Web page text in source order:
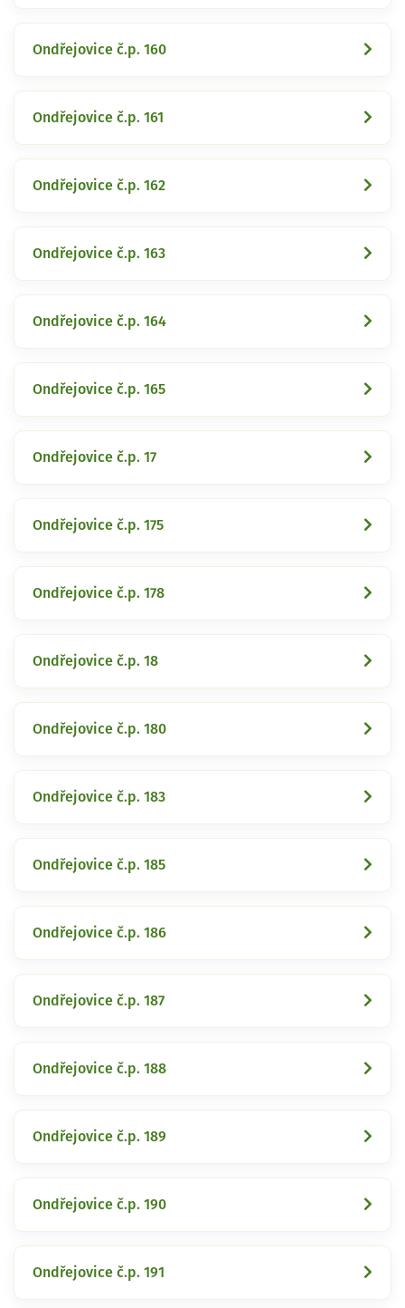
Ondřejovice č.p. 160
Ondřejovice č.p. 161
Ondřejovice č.p. 162
Ondřejovice č.p. 163
Ondřejovice č.p. 164
Ondřejovice č.p. 165
Ondřejovice č.p. 17
Ondřejovice č.p. 175
Ondřejovice č.p. 178
Ondřejovice č.p. 18
Ondřejovice č.p. 180
Ondřejovice č.p. 183
Ondřejovice č.p. 185
Ondřejovice č.p. 186
Ondřejovice č.p. 187
Ondřejovice č.p. 188
Ondřejovice č.p. 189
Ondřejovice č.p. 190
Ondřejovice č.p. 191